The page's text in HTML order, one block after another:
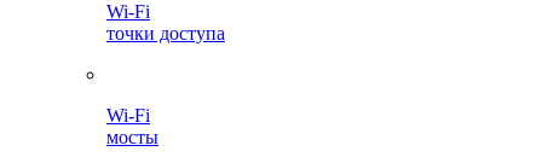
Wi-Fi
точки доступа
Wi-Fi
мосты